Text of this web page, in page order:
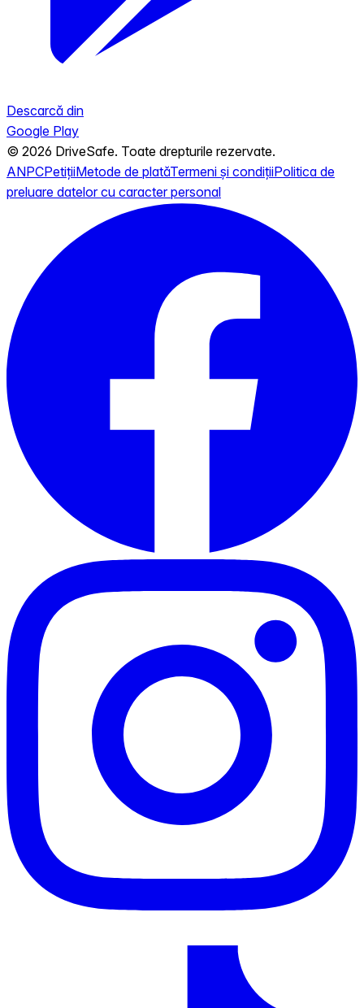
Descarcă din
Google Play
© 2026 DriveSafe. Toate drepturile rezervate.
ANPCPetițiiMetode de platăTermeni și condițiiPolitica de
preluare datelor cu caracter personal